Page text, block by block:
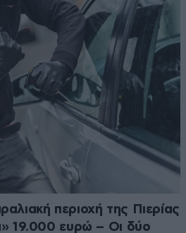
περιοχή της Πιερίας
19.000 ευρώ – Οι δύο